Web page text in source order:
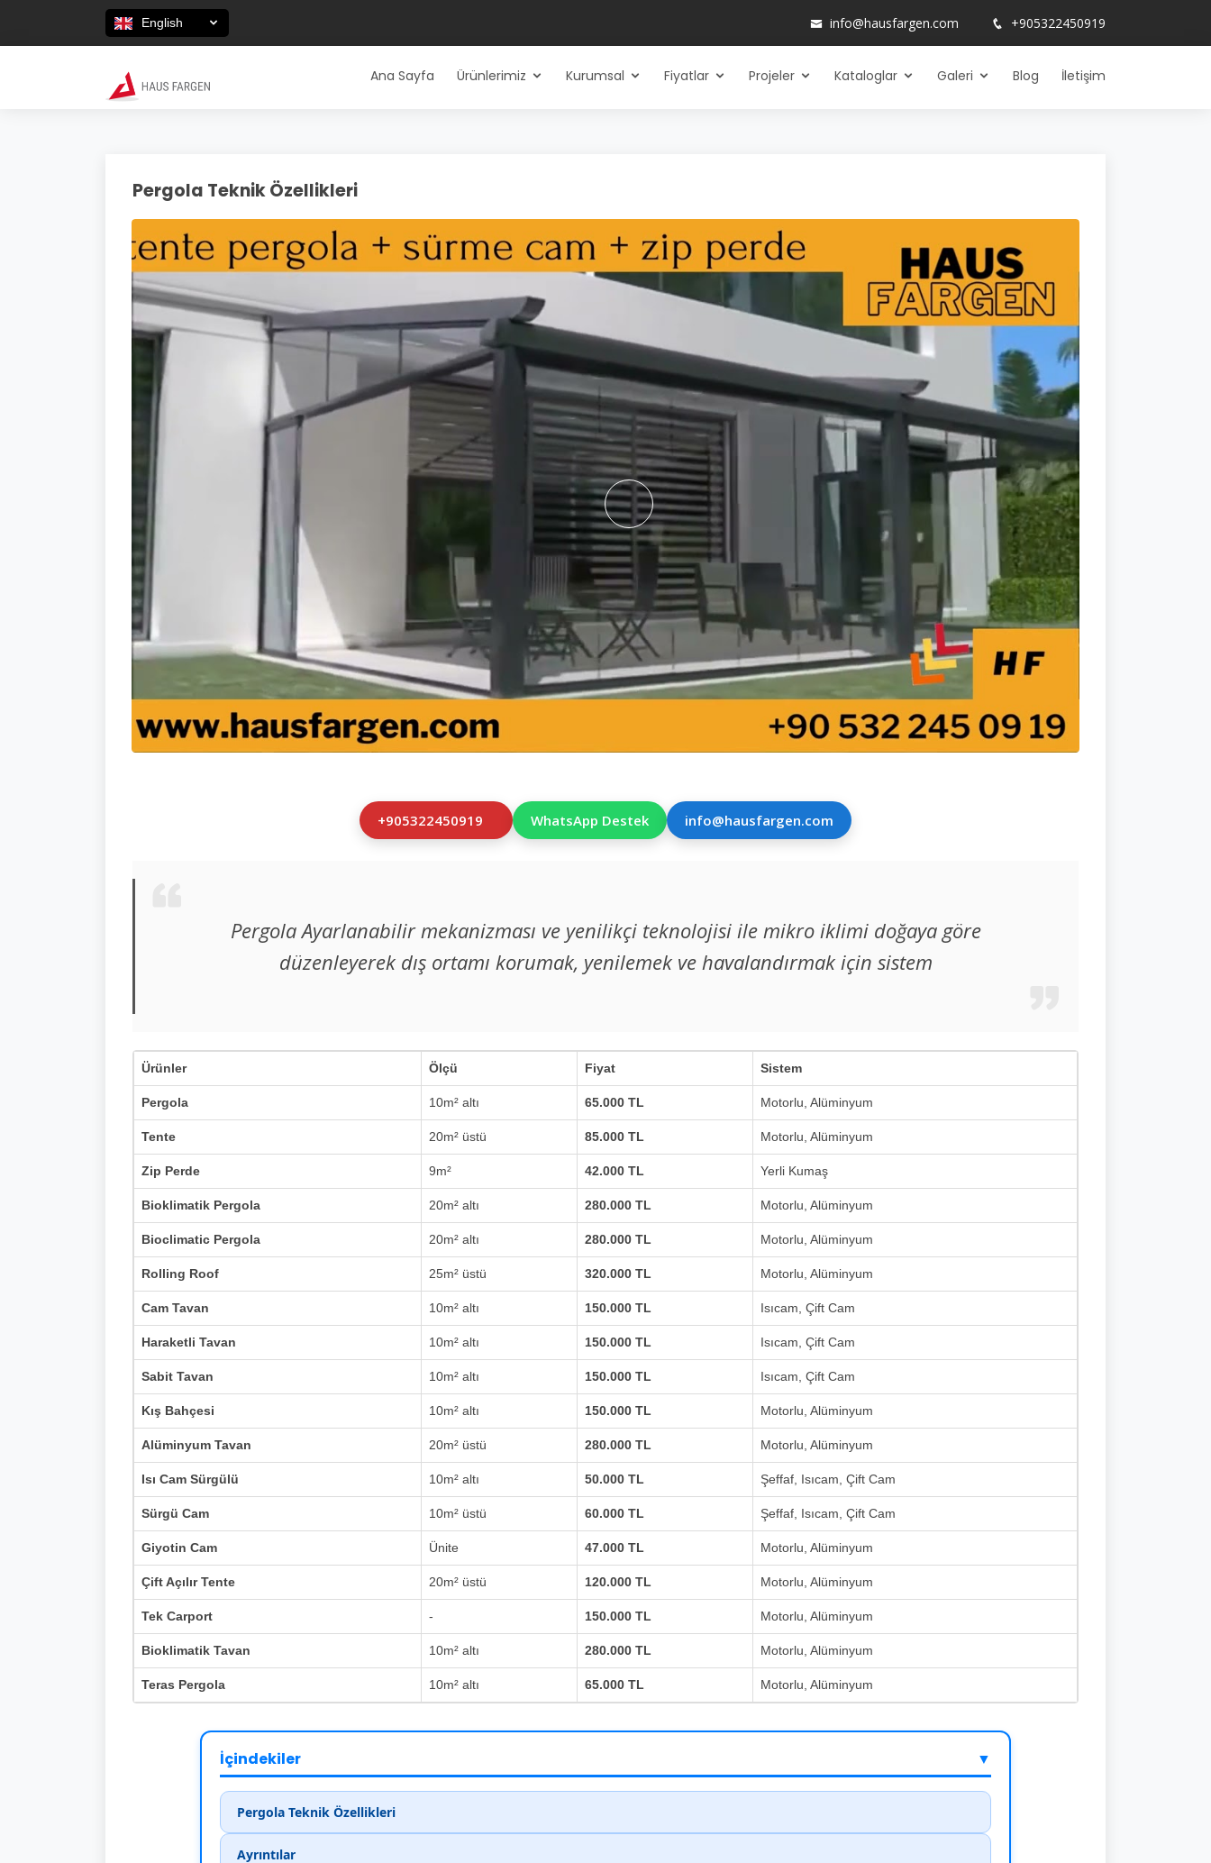
English info@hausfargen.com +905322450919
Ana Sayfa Ürünlerimiz Kurumsal Fiyatlar Projeler Kataloglar Galeri Blog İletişim
Pergola Teknik Özellikleri
+905322450919 WhatsApp Destek info@hausfargen.com
Pergola Ayarlanabilir mekanizması ve yenilikçi teknolojisi ile mikro iklimi doğaya göre
düzenleyerek dış ortamı korumak, yenilemek ve havalandırmak için sistem
Ürünler Ölçü Fiyat Sistem
Pergola 10m² altı 65.000 TL Motorlu, Alüminyum
Tente 20m² üstü 85.000 TL Motorlu, Alüminyum
Zip Perde 9m² 42.000 TL Yerli Kumaş
Bioklimatik Pergola 20m² altı 280.000 TL Motorlu, Alüminyum
Bioclimatic Pergola 20m² altı 280.000 TL Motorlu, Alüminyum
Rolling Roof 25m² üstü 320.000 TL Motorlu, Alüminyum
Cam Tavan 10m² altı 150.000 TL Isıcam, Çift Cam
Haraketli Tavan 10m² altı 150.000 TL Isıcam, Çift Cam
Sabit Tavan 10m² altı 150.000 TL Isıcam, Çift Cam
Kış Bahçesi 10m² altı 150.000 TL Motorlu, Alüminyum
Alüminyum Tavan 20m² üstü 280.000 TL Motorlu, Alüminyum
Isı Cam Sürgülü 10m² altı 50.000 TL Şeffaf, Isıcam, Çift Cam
Sürgü Cam 10m² üstü 60.000 TL Şeffaf, Isıcam, Çift Cam
Giyotin Cam Ünite 47.000 TL Motorlu, Alüminyum
Çift Açılır Tente 20m² üstü 120.000 TL Motorlu, Alüminyum
Tek Carport - 150.000 TL Motorlu, Alüminyum
Bioklimatik Tavan 10m² altı 280.000 TL Motorlu, Alüminyum
Teras Pergola 10m² altı 65.000 TL Motorlu, Alüminyum
İçindekiler ▼
Pergola Teknik Özellikleri
Ayrıntılar